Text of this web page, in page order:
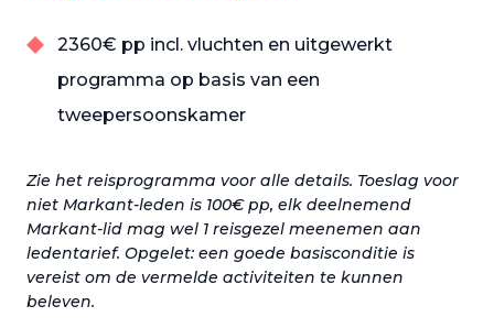
2360€ pp incl. vluchten en uitgewerkt
programma op basis van een
tweepersoonskamer
Zie het reisprogramma voor alle details. Toeslag voor
niet Markant-leden is 100€ pp, elk deelnemend
Markant-lid mag wel 1 reisgezel meenemen aan
ledentarief. Opgelet: een goede basisconditie is
vereist om de vermelde activiteiten te kunnen
beleven.